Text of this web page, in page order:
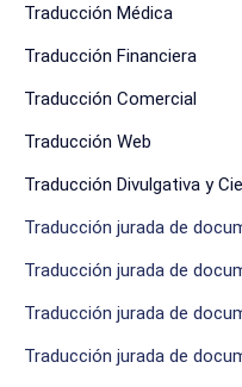
Traducción Médica
Traducción Financiera
Traducción Comercial
Traducción Web
Traducción Divulgativa y
Traducción jurada de
Traducción jurada de
Traducción jurada de
Traducción jurada de